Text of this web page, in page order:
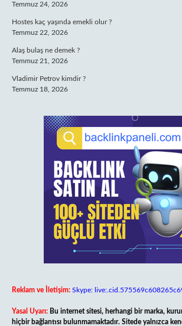
Temmuz 24, 2026
Hostes kaç yaşında emekli olur ?
Temmuz 22, 2026
Alaş bulaş ne demek ?
Temmuz 21, 2026
Vladimir Petrov kimdir ?
Temmuz 18, 2026
Reklam ve İletişim: Skype:
Yasal Uyarı: Bu internet sitesi, herhangi bir marka,
hiçbir bağlantısı bulunmamaktadır. Sitede yalnızca